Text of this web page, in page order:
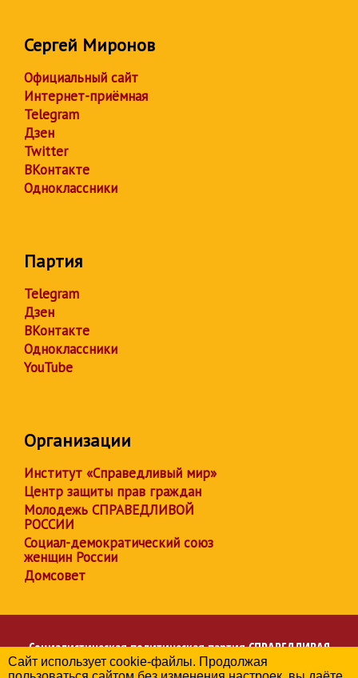
Сергей Миронов
Официальный сайт
Интернет-приёмная
Telegram
Дзен
Twitter
ВКонтакте
Одноклассники
Партия
Telegram
Дзен
ВКонтакте
Одноклассники
YouTube
Организации
Институт «Справедливый мир»
Центр защиты прав граждан
Молодежь СПРАВЕДЛИВОЙ
РОССИИ
Социал-демократический союз
женщин России
Домсовет
Социалистическая политическая партияСПРАВЕДЛИВАЯ
РОССИЯ
Сайт использует cookie-файлы. Продолжая